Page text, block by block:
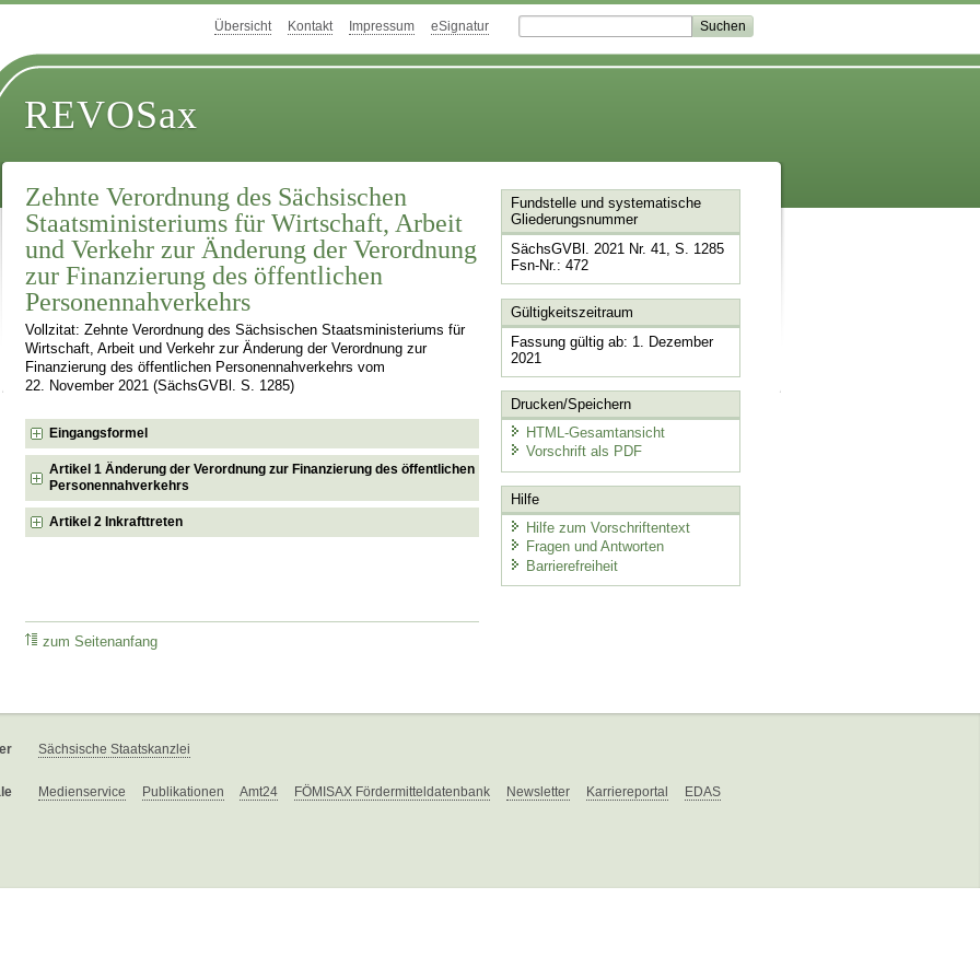
Übersicht Kontakt Impressum eSignatur
REVOSax
Zehnte Verordnung des Sächsischen
Staatsministeriums für Wirtschaft, Arbeit
und Verkehr zur Änderung der Verordnung
zur Finanzierung des öffentlichen
Personennahverkehrs
Vollzitat: Zehnte Verordnung des Sächsischen Staatsministeriums für
Wirtschaft, Arbeit und Verkehr zur Änderung der Verordnung zur
Finanzierung des öffentlichen Personennahverkehrs vom
22. November 2021 (SächsGVBl. S. 1285)
Eingangsformel
Artikel 1 Änderung der Verordnung zur Finanzierung des öffentlichen
Personennahverkehrs
Artikel 2 Inkrafttreten
zum Seitenanfang
Fundstelle und systematische
Gliederungsnummer
SächsGVBl. 2021 Nr. 41, S. 1285
Fsn-Nr.: 472
Gültigkeitszeitraum
Fassung gültig ab: 1. Dezember
2021
Drucken/Speichern
HTML-Gesamtansicht
Vorschrift als PDF
Hilfe
Hilfe zum Vorschriftentext
Fragen und Antworten
Barrierefreiheit
Sächsische Staatskanzlei
Medienservice Publikationen Amt24 FÖMISAX Fördermitteldatenbank Newsletter Karriereportal EDAS